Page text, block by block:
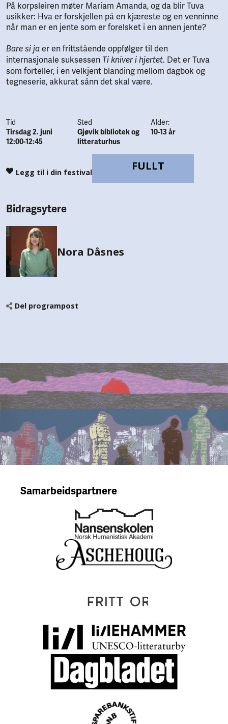
På korpsleiren møter Mariam Amanda, og da blir Tuva
usikker: Hva er forskjellen på en kjæreste og en venninne
når man er en jente som er forelsket i en annen jente?
Bare si ja er en frittstående oppfølger til den
internasjonale suksessen Ti kniver i hjertet. Det er Tuva
som forteller, i en velkjent blanding mellom dagbok og
tegneserie, akkurat sånn det skal være.
Tid
Tirsdag 2. juni
12:00-12:45
Sted
Gjøvik bibliotek og
litteraturhus
Alder:
10-13 år
Legg til i din festival FULLT
Bidragsytere
Nora Dåsnes
Del programpost
Samarbeidspartnere